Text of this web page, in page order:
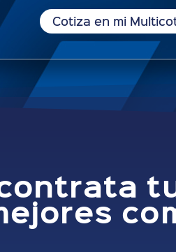
Cotiza en mi